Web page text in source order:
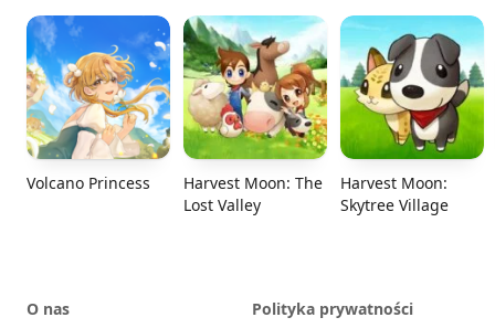
Volcano Princess
Harvest Moon: The
Lost Valley
Harvest Moon:
Skytree Village
O nas Polityka prywatności